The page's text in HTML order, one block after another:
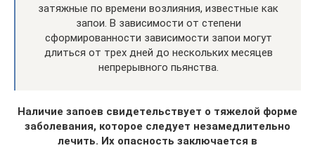
затяжные по времени возлияния, известные как
запои. В зависимости от степени
сформированности зависимости запои могут
длиться от трех дней до нескольких месяцев
непрерывного пьянства.
Наличие запоев свидетельствует о тяжелой форме
заболевания, которое следует незамедлительно
лечить. Их опасность заключается в